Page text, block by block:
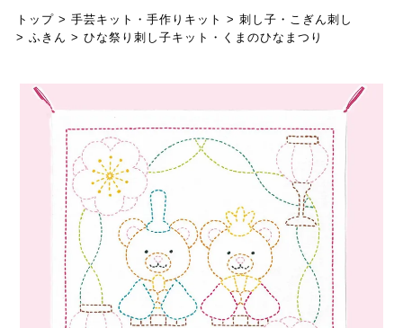
トップ 手芸キット・手作りキット
刺し子・こぎん刺し
ふきん
ひな祭り刺し子キット・くまのひなまつり